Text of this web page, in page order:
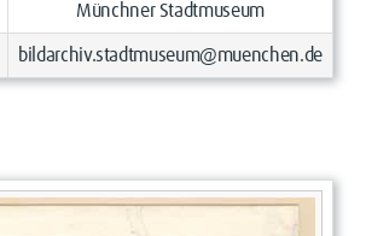
Münchner Stadtmuseum
bildarchiv.stadtmuseum@muenchen.de